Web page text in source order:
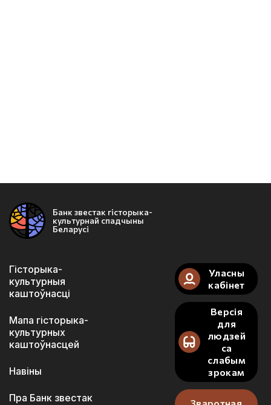
Банк звестак гісторыка-
культурнай спадчыны
Беларусі
Гісторыка-
культурныя
каштоўнасці
Мапа гісторыка-
культурных
каштоўнасцей
Навіны
Пра Банк звестак
Уласны
кабінет
Версія
для
людзей
са
слабым
зрокам